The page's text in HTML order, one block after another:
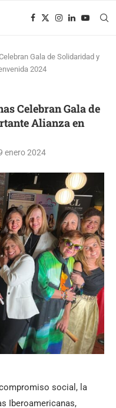
Gala de Solidaridad y
2024
Celebran Gala de
Alianza en
enero 2024
social, la
Iberoamericanas,